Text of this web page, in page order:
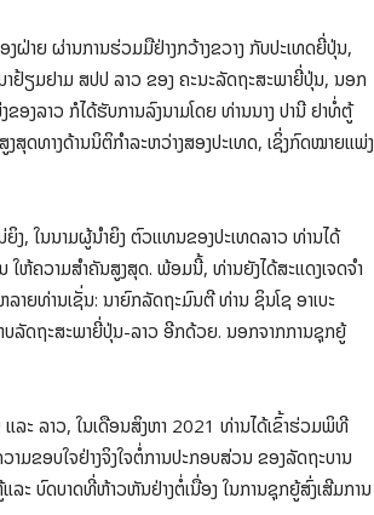
າຍ ຜ່ານການຮ່ວມມືຢ່າງກວ້າງຂວາງ ກັບປະເທດຍີ່ປຸ່ນ,
າຢ້ຽມຢາມ ສປປ ລາວ ຂອງ ຄະນະລັດຖະສະພາຍີ່ປຸ່ນ, ນອກ
ງລາວ ກໍໄດ້ຮັບການລົງນາມໂດຍ ທ່ານນາງ ປານີ ຢາທໍ່ຕູ້
ດທາງດ້ານນິຕິກຳລະຫວ່າງສອງປະເທດ, ເຊິ່ງກົດໝາຍແພ່ງ
ງ, ໃນນາມຜູ້ນຳຍິງ ຕົວແທນຂອງປະເທດລາວ ທ່ານໄດ້
ຫ້ຄວາມສໍາຄັນສູງສຸດ. ພ້ອມນີ້, ທ່ານຍັງໄດ້ສະແດງເຈດຈຳ
ຍທ່ານເຊັ່ນ: ນາຍົກລັດຖະມົນຕີ ທ່ານ ຊິນໂຊ ອາເບະ
ລັດຖະສະພາຍີ່ປຸ່ນ-ລາວ ອີກດ້ວຍ. ນອກຈາກການຊຸກຍູ້
ລະ ລາວ, ໃນເດືອນສິງຫາ 2021 ທ່ານໄດ້ເຂົ້າຮ່ວມພິທີ
ມຂອບໃຈຢ່າງຈິງໃຈຕໍ່ການປະກອບສ່ວນ ຂອງລັດຖະບານ
ະ ບົດບາດທີ່ຫ້າວຫັນຢ່າງຕໍ່ເນື່ອງ ໃນການຊຸກຍູ້ສົ່ງເສີມການ